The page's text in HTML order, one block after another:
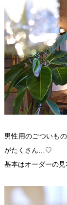
男性用のごついも
がたくさん…♡
基本はオーダーの見